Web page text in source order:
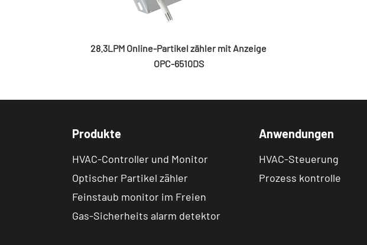
28.3LPM Online-Partikel zähler mit Anzeige
OPC-6510DS
Produkte
HVAC-Controller und Monitor
Optischer Partikel zähler
Feinstaub monitor im Freien
Gas-Sicherheits alarm detektor
Anwendungen
HVAC-Steuerung
Prozess kontrolle